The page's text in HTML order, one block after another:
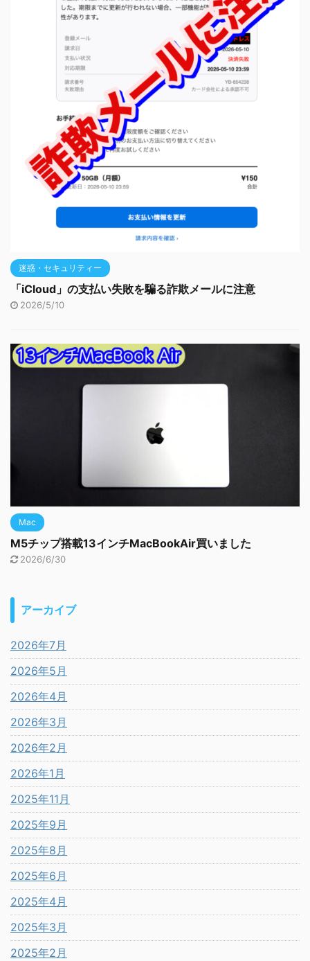
迷惑・セキュリティー
「iCloud」の支払い失敗を騙る詐欺メールに注意
2026/5/10
Mac
M5チップ搭載13インチMacBookAir買いました
2026/6/30
アーカイブ
2026年7月
2026年5月
2026年4月
2026年3月
2026年2月
2026年1月
2025年11月
2025年9月
2025年8月
2025年6月
2025年4月
2025年3月
2025年2月